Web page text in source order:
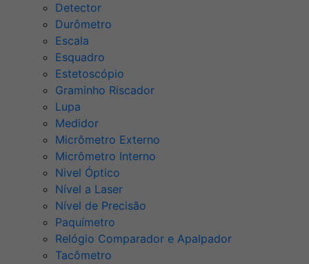
Detector
Durômetro
Escala
Esquadro
Estetoscópio
Graminho Riscador
Lupa
Medidor
Micrômetro Externo
Micrômetro Interno
Nivel Óptico
Nível a Laser
Nível de Precisão
Paquímetro
Relógio Comparador e Apalpador
Tacômetro